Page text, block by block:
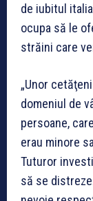
de iubitul
ocupa să le
străini care
„Unor
domeniul de
persoane,
erau minore
Tuturor
să se